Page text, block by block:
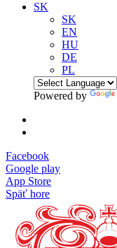
SK
SK
EN
HU
DE
PL
Powered by
Facebook
Google play
App Store
Späť hore